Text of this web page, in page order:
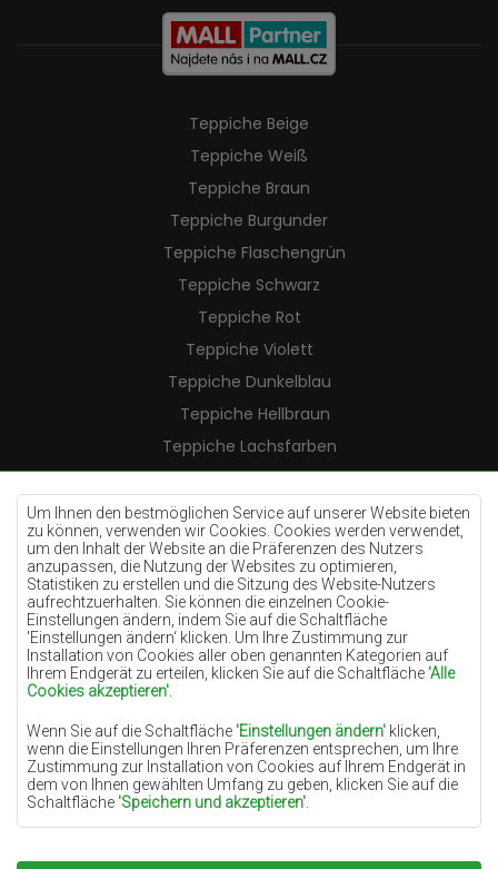
Um Ihnen den bestmöglichen Service auf unserer Website bieten
zu können, verwenden wir Cookies. Cookies werden verwendet,
um den Inhalt der Website an die Präferenzen des Nutzers
anzupassen, die Nutzung der Websites zu optimieren,
Statistiken zu erstellen und die Sitzung des Website-Nutzers
aufrechtzuerhalten. Sie können die einzelnen Cookie-
Einstellungen ändern, indem Sie auf die Schaltfläche
'Einstellungen ändern‘ klicken. Um Ihre Zustimmung zur
Installation von Cookies aller oben genannten Kategorien auf
Ihrem Endgerät zu erteilen, klicken Sie auf die Schaltfläche 'Alle
Cookies akzeptieren'
Wenn Sie auf die Schaltfläche 'Einstellungen ändern' klicken,
wenn die Einstellungen Ihren Präferenzen entsprechen, um Ihre
Zustimmung zur Installation von Cookies auf Ihrem Endgerät in
dem von Ihnen gewählten Umfang zu geben, klicken Sie auf die
Schaltfläche 'Speichern und akzeptieren'
Grundlage für die Verarbeitung das berechtigte Interesse des
Teppiche Beige
Teppiche Weiß
Teppiche Braun
Teppiche Burgunder
Teppiche Flaschengrün
Teppiche Schwarz
Teppiche Rot
Teppiche Violett
Teppiche Dunkelblau
Teppiche Hellbraun
Teppiche Lachsfarben
Teppiche Cremefarben
Teppiche Lilac
Teppiche Gelb
Teppiche Pfefferminz
Teppiche Blau
Teppiche Orange
Teppiche Rosa
Teppiche Terrakotte
Teppiche Grün
Teppiche Golden